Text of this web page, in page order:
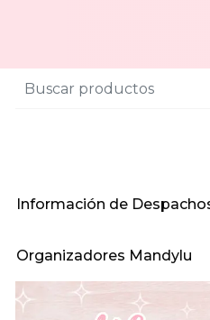
Información de
Organizadores Mandylu